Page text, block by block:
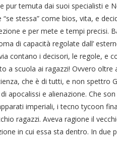
pur temuta dai suoi specialisti e
stessa” come bios, vita, e
e per mete e tempi precisi.
di capacità regolate dall’
contano i decisori, le regole, e
a scuola ai ragazzi! Ovvero
che è di tutti, e non spettro
apocalissi e alienazione. Che
imperiali, i tecno tycoon
ragazzi. Aveva ragione il
in cui essa sta dentro. In due